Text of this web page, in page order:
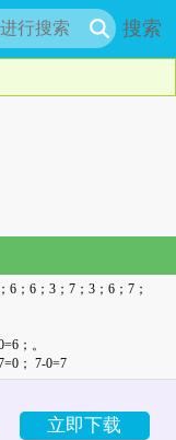
搜索
6；6；3；7；3；6；7；
； 。
； 7-0=7
立即下载